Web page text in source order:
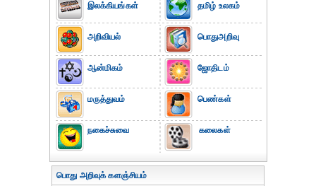
இலக்கியங்கள்
அறிவியல்
ஆன்மிகம்
மருத்துவம்
நகைச்சுவை
தமிழ் உலகம்
பொதுஅறிவு
ஜோதிடம்
பெண்கள்
கலைகள்
பொது அறிவுக் களஞ்சியம்